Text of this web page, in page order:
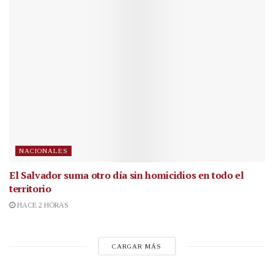
NACIONALES
El Salvador suma otro día sin homicidios en todo el
territorio
HACE 2 HORAS
CARGAR MÁS